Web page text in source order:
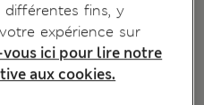
différentes fins, y
expérience sur
vous ici pour lire notre
aux cookies.